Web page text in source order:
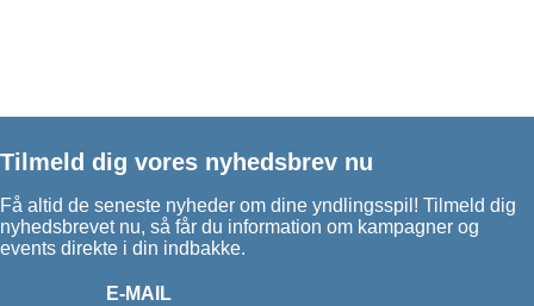
Tilmeld dig vores nyhedsbrev nu
Få altid de seneste nyheder om dine yndlingsspil! Tilmeld dig
nyhedsbrevet nu, så får du information om kampagner og
events direkte i din indbakke.
E-MAIL